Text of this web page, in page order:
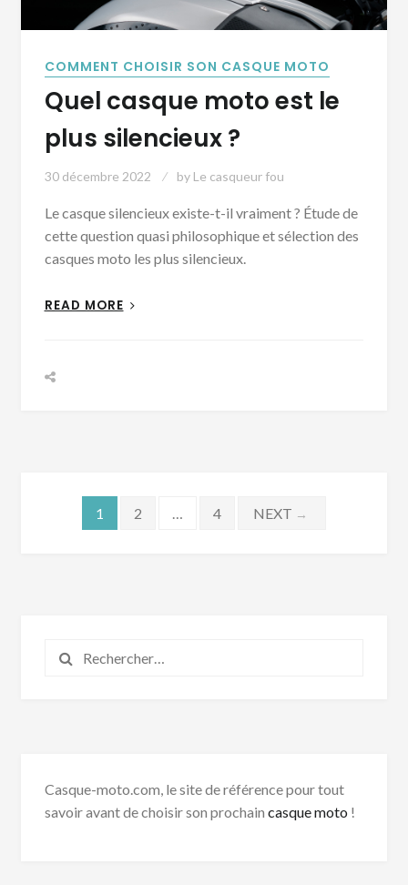
COMMENT CHOISIR SON CASQUE MOTO
Quel casque moto est le
plus silencieux ?
30 décembre 2022 by Le casqueur fou
Le casque silencieux existe-t-il vraiment ? Étude de
cette question quasi philosophique et sélection des
casques moto les plus silencieux.
READ MORE
Pagination
1 2 … 4 NEXT →
Rechercher :
Casque-moto.com, le site de référence pour tout
savoir avant de choisir son prochain casque moto !